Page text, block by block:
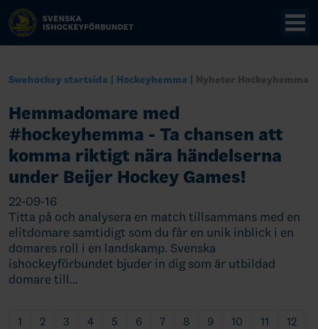
Swehockey startsida Hockeyhemma Nyheter Hockeyhemma
Hemmadomare med
#hockeyhemma - Ta chansen att
komma riktigt nära händelserna
under Beijer Hockey Games!
22-09-16
Titta på och analysera en match tillsammans med en
elitdomare samtidigt som du får en unik inblick i en
domares roll i en landskamp. Svenska
ishockeyförbundet bjuder in dig som är utbildad
domare till…
1 2 3 4 5 6 7 8 9 10 11
12